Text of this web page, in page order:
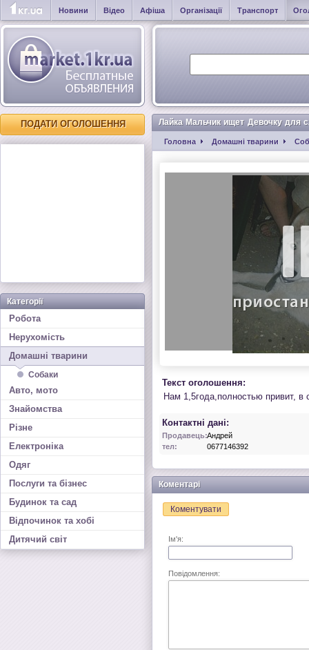
Новини Відео Афіша Організації Транспорт
ПОДАТИ ОГОЛОШЕННЯ
Категорії
Робота
Нерухомість
Домашні тварини
Собаки
Авто, мото
Знайомства
Різне
Електроніка
Одяг
Послуги та бізнес
Будинок та сад
Відпочинок та хобі
Дитячий світ
Лайка Мальчик ищет Девочку для
Головна Домашні тварини
Текст оголошення:
Нам 1,5года,полностью привит, в
Контактні дані:
Продавець:Андрей
тел:
0677146392
Коментарі
Коментувати
Ім'я:
Повідомлення: